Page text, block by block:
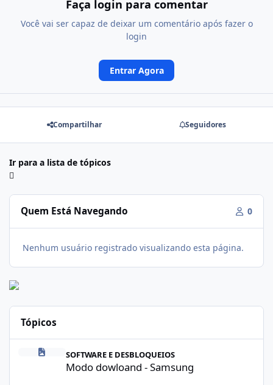
Faça login para comentar
Você vai ser capaz de deixar um comentário após fazer o
login
Entrar Agora
Compartilhar Seguidores
Ir para a lista de tópicos
Quem Está Navegando 0
Nenhum usuário registrado visualizando esta página.
Tópicos
Modo dowloand - Samsung
SOFTWARE E DESBLOQUEIOS
Modo dowloand - Samsung